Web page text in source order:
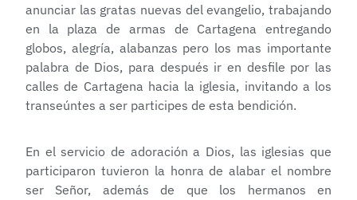
anunciar las gratas nuevas del evangelio, trabajando
en la plaza de armas de Cartagena entregando
globos, alegría, alabanzas pero los mas importante
palabra de Dios, para después ir en desfile por las
calles de Cartagena hacia la iglesia, invitando a los
transeúntes a ser participes de esta bendición.
En el servicio de adoración a Dios, las iglesias que
participaron tuvieron la honra de alabar el nombre
ser Señor, además de que los hermanos en